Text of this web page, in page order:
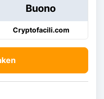
Buono
Cryptofacili.com